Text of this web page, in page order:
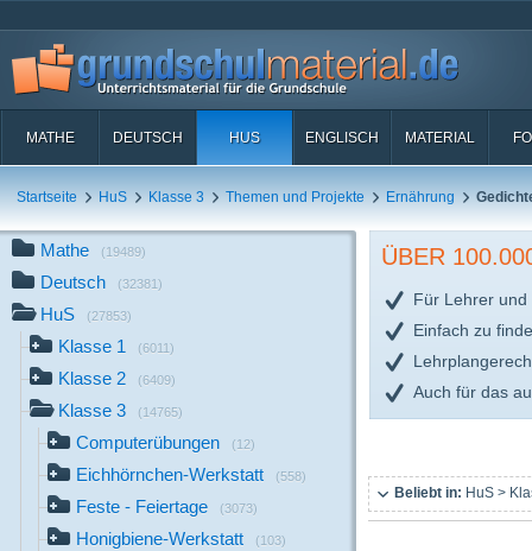
MATHE DEUTSCH HUS ENGLISCH MATERIAL
Startseite HuS Klasse 3 Themen und Projekte Ernährung
Mathe (19489)
Deutsch (32381)
HuS (27853)
Klasse 1 (6011)
Klasse 2 (6409)
Klasse 3 (14765)
Computerübungen (12)
Eichhörnchen-Werkstatt (558)
Feste - Feiertage (3073)
Honigbiene-Werkstatt (103)
ÜBER
Für Lehrer und
Einfach zu
Auch für das
Beliebt in: HuS >